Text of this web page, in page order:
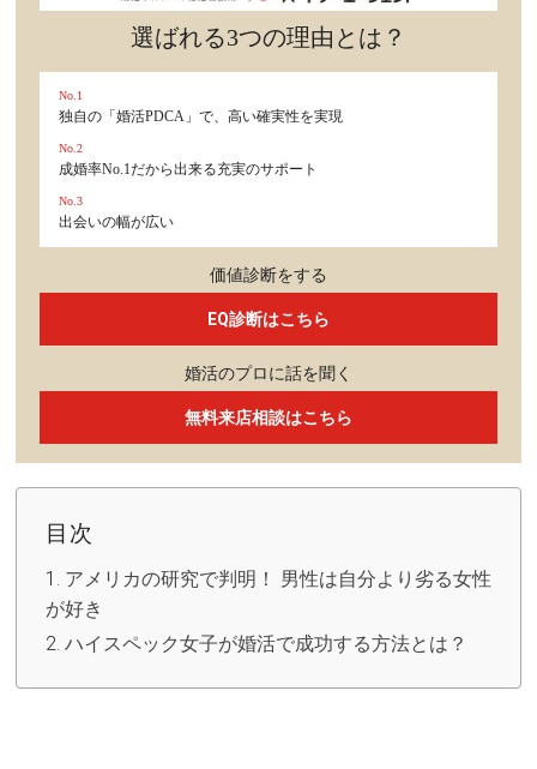
驚き
選ばれる3つの理由とは？
No.1
独自の「婚活PDCA」で、高い確実性を実現
No.2
成婚率No.1だから出来る充実のサポート
No.3
出会いの幅が広い
価値診断をする
EQ診断はこちら
婚活のプロに話を聞く
無料来店相談はこちら
目次
アメリカの研究で判明！ 男性は自分より劣る女性
が好き
ハイスペック女子が婚活で成功する方法とは？